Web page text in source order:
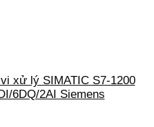
xử lý SIMATIC S7-1200
6DQ/2AI Siemens